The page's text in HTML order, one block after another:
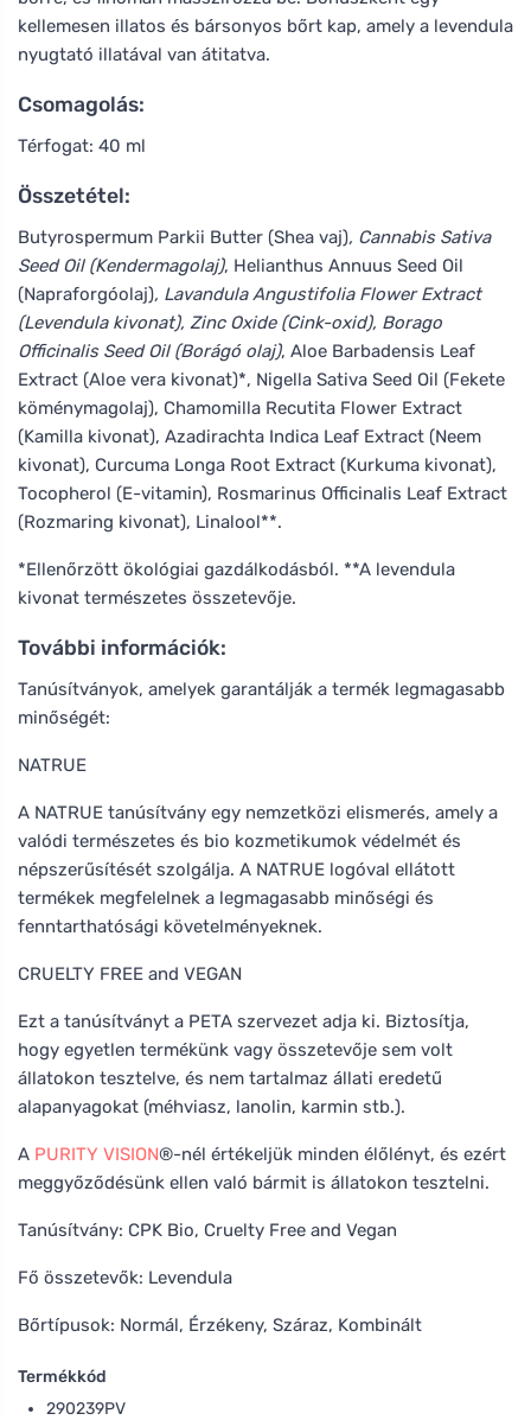
kellemesen illatos és bársonyos bőrt kap, amely a levendula
nyugtató illatával van átitatva.
Csomagolás:
Térfogat: 40 ml
Összetétel:
Butyrospermum Parkii Butter (Shea vaj), Cannabis Sativa
Seed Oil (Kendermagolaj), Helianthus Annuus Seed Oil
(Napraforgóolaj), Lavandula Angustifolia Flower Extract
(Levendula kivonat), Zinc Oxide (Cink-oxid), Borago
Officinalis Seed Oil (Borágó olaj), Aloe Barbadensis Leaf
Extract (Aloe vera kivonat)*, Nigella Sativa Seed Oil (Fekete
köménymagolaj), Chamomilla Recutita Flower Extract
(Kamilla kivonat), Azadirachta Indica Leaf Extract (Neem
kivonat), Curcuma Longa Root Extract (Kurkuma kivonat),
Tocopherol (E-vitamin), Rosmarinus Officinalis Leaf Extract
(Rozmaring kivonat), Linalool**.
*Ellenőrzött ökológiai gazdálkodásból. **A levendula
kivonat természetes összetevője.
További információk:
Tanúsítványok, amelyek garantálják a termék legmagasabb
minőségét:
NATRUE
A NATRUE tanúsítvány egy nemzetközi elismerés, amely a
valódi természetes és bio kozmetikumok védelmét és
népszerűsítését szolgálja. A NATRUE logóval ellátott
termékek megfelelnek a legmagasabb minőségi és
fenntarthatósági követelményeknek.
CRUELTY FREE and VEGAN
Ezt a tanúsítványt a PETA szervezet adja ki. Biztosítja,
hogy egyetlen termékünk vagy összetevője sem volt
állatokon tesztelve, és nem tartalmaz állati eredetű
alapanyagokat (méhviasz, lanolin, karmin stb.).
A PURITY VISION®-nél értékeljük minden élőlényt, és ezért
meggyőződésünk ellen való bármit is állatokon tesztelni.
Tanúsítvány: CPK Bio, Cruelty Free and Vegan
Fő összetevők: Levendula
Bőrtípusok: Normál, Érzékeny, Száraz, Kombinált
Termékkód
290239PV